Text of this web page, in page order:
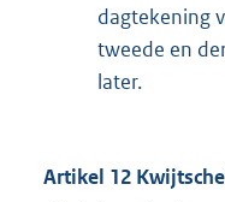
dagtekening
tweede en
later.
Artikel 12